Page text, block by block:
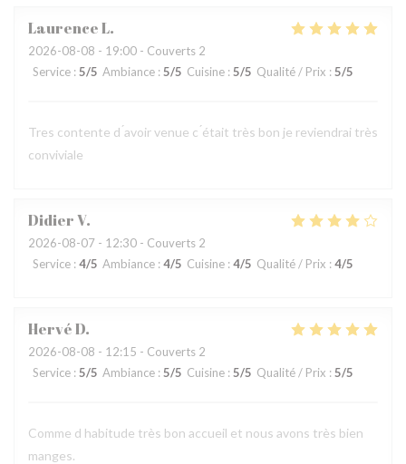
LaurenceL
2026-08-08 - 19:00 - Couverts 2
Service : 5/5 Ambiance : 5/5 Cuisine : 5/5 Qualité / Prix : 5/5
Tres contente d ́avoir venue c ́était très bon je reviendrai très
conviviale
DidierV
2026-08-07 - 12:30 - Couverts 2
Service : 4/5 Ambiance : 4/5 Cuisine : 4/5 Qualité / Prix : 4/5
HervéD
2026-08-08 - 12:15 - Couverts 2
Service : 5/5 Ambiance : 5/5 Cuisine : 5/5 Qualité / Prix : 5/5
Comme d habitude très bon accueil et nous avons très bien
manges.